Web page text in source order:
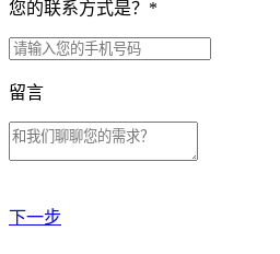
您的联系方式是？ *
留言
下一步